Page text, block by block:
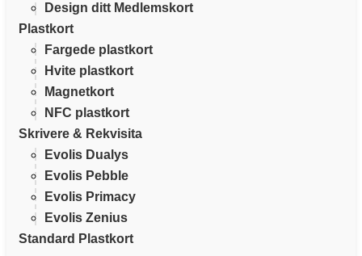
Design ditt Medlemskort
Plastkort
Fargede plastkort
Hvite plastkort
Magnetkort
NFC plastkort
Skrivere & Rekvisita
Evolis Dualys
Evolis Pebble
Evolis Primacy
Evolis Zenius
Standard Plastkort